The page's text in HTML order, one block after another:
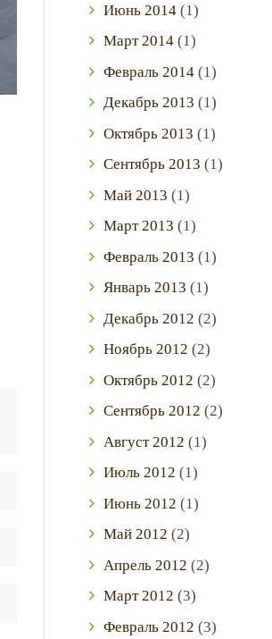
Июнь 2014(1)
Март2014(1)
Февраль 2014(1)
Декабрь 2013 (1)
Октябрь 2013 (1)
Сентябрь 2013 (1)
Май 2013 (1)
Март2013 (1)
Февраль 2013 (1)
Январь 2013 (1)
Декабрь 2012 (2)
Ноябрь 2012 (2)
Октябрь 2012 (2)
Сентябрь 2012 (2)
Август 2012 (1)
Июль 2012 (1)
Июнь 2012 (1)
Май 2012 (2)
Апрель 2012 (2)
Март2012 (3)
Февраль 2012 (3)